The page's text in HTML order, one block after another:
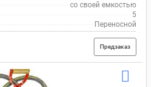
со своей емкостью
5
Переносной
Предзаказ